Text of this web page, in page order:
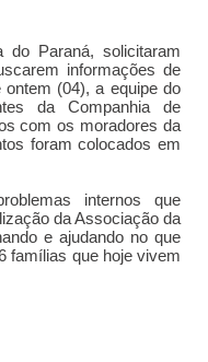
do Paraná, solicitaram
informações de
(04), a equipe do
da Companhia de
com os moradores da
foram colocados em
internos que
da Associação da
e ajudando no que
famílias que hoje vivem